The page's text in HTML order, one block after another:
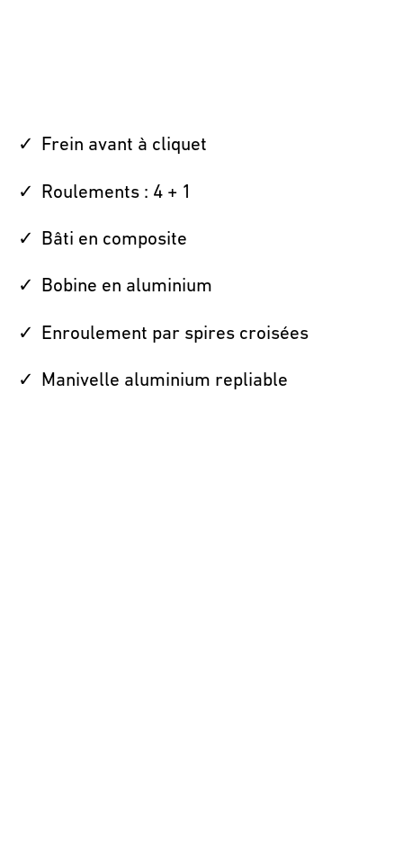
Frein avant à cliquet
Roulements : 4 + 1
Bâti en composite
Bobine en aluminium
Enroulement par spires croisées
Manivelle aluminium repliable